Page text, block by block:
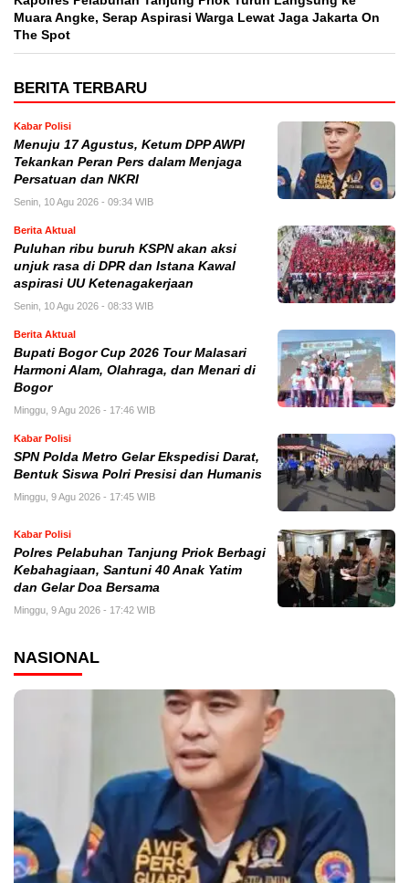
Muara Angke, Serap Aspirasi Warga Lewat Jaga Jakarta On
The Spot
BERITA TERBARU
Kabar Polisi
Menuju 17 Agustus, Ketum DPP AWPI
Tekankan Peran Pers dalam Menjaga
Persatuan dan NKRI
Senin, 10 Agu 2026 - 09:34 WIB
Berita Aktual
Puluhan ribu buruh KSPN akan aksi
unjuk rasa di DPR dan Istana Kawal
aspirasi UU Ketenagakerjaan
Senin, 10 Agu 2026 - 08:33 WIB
Berita Aktual
Bupati Bogor Cup 2026 Tour Malasari
Harmoni Alam, Olahraga, dan Menari di
Bogor
Minggu, 9 Agu 2026 - 17:46 WIB
Kabar Polisi
SPN Polda Metro Gelar Ekspedisi Darat,
Bentuk Siswa Polri Presisi dan Humanis
Minggu, 9 Agu 2026 - 17:45 WIB
Kabar Polisi
Polres Pelabuhan Tanjung Priok Berbagi
Kebahagiaan, Santuni 40 Anak Yatim
dan Gelar Doa Bersama
Minggu, 9 Agu 2026 - 17:42 WIB
NASIONAL